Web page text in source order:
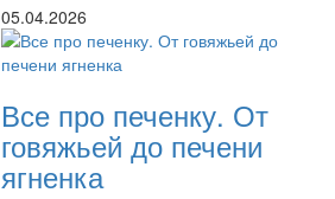
05.04.2026
Все про печенку. От
говяжьей до печени
ягненка